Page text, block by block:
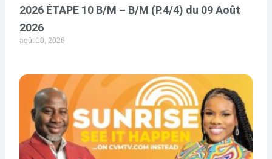
2026 ÉTAPE 10 B/M – B/M (P.4/4) du 09 Août
2026
août 10, 2026